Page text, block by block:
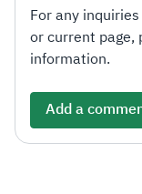
For any
or current page,
information.
Add a